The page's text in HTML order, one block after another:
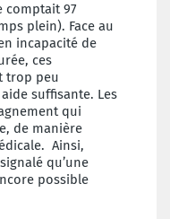
comptait 97
plein). Face au
incapacité de
ces
trop peu
suffisante. Les
qui
de manière
Ainsi,
qu’une
possible